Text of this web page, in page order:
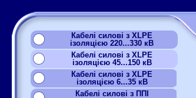
Кабелі силові з XLPE
ізоляцією 220...330 кВ
Кабелі силові з XLPE
ізоляцією 45...150 кВ
Кабелі силові з XLPE
ізоляцією 6...35 кВ
Кабелі силові з ППІ